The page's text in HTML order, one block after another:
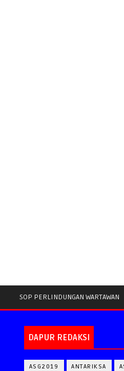
SOP PERLINDUNGAN WARTAWAN
DAPUR REDAKSI
ASG2019 ANTARIKSA